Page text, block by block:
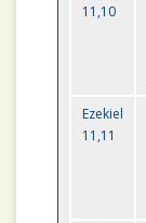
11,10
Ezekiel
11,11